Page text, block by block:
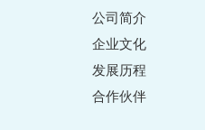
公司简介
企业文化
发展历程
合作伙伴